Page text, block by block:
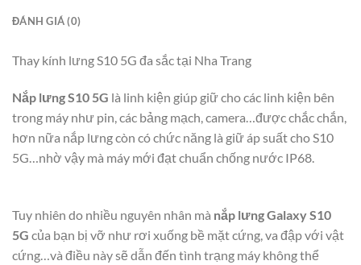
ĐÁNH GIÁ (0)
Thay kính lưng S10 5G đa sắc tại Nha Trang
Nắp lưng S10 5G là linh kiện giúp giữ cho các linh kiện bên
trong máy như pin, các bảng mạch, camera…được chắc chắn,
hơn nữa nắp lưng còn có chức năng là giữ áp suất cho S10
5G…nhờ vậy mà máy mới đạt chuẩn chống nước IP68.
Tuy nhiên do nhiều nguyên nhân mà nắp lưng Galaxy S10
5G của bạn bị vỡ như rơi xuống bề mặt cứng, va đập với vật
cứng…và điều này sẽ dẫn đến tình trạng máy không thể